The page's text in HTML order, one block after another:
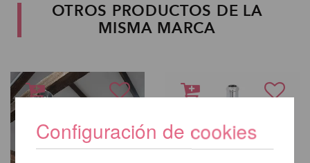
OTROS PRODUCTOS DE LA
MISMA MARCA
Configuración de cookies